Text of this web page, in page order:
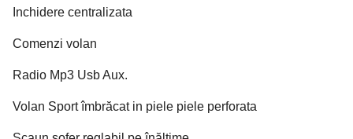
Inchidere centralizata
Comenzi volan
Radio Mp3 Usb Aux.
Volan Sport îmbrăcat in piele piele perforata